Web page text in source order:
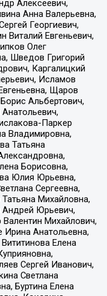
Алексеевич,
Анна Валерьевна,
Георгиевич,
Виталий Евгеньевич,
Олег
Шведов Григорий
Каргалицкий
Исламов
Щаров
Альбертович,
Паркер
Владимировна,
Татьяна
Борисовна,
Юлия Юрьевна,
Сергеевна,
Михайловна,
Юрьевич,
Михайлович,
Ирина Анатольевна,
Елена
Сергей Иванович,
Светлана
Буртина Елена